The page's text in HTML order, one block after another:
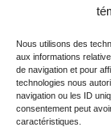
Nous utilisons des
aux informations
de navigation et pour
technologies nous
navigation ou les ID
consentement peut
caractéristiques.
- Grossesse et
- Anti-âge et
Nos